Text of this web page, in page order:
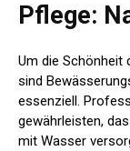
Pflege:
Um die Schönheit
sind
essenziell.
gewährleisten,
mit Wasser